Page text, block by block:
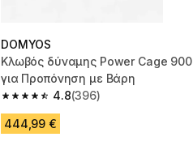
DOMYOS
Κλωβός δύναμης Power Cage 900
για Προπόνηση με Βάρη
4.8
4.8 out of 5 stars from 396 reviews
(396)
444,99 €